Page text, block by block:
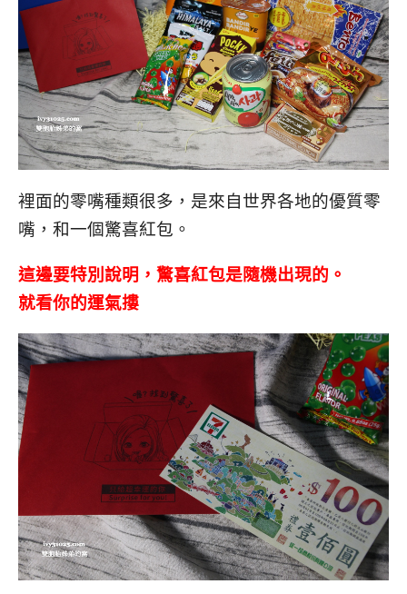
裡面的零嘴種類很多，是來自世界各地的優質零
嘴，和一個驚喜紅包。
這邊要特別說明，驚喜紅包是隨機出現的。
就看你的運氣摟